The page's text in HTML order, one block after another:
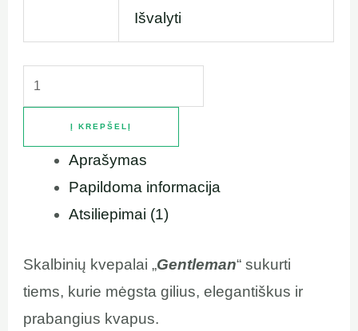
Išvalyti
Į KREPŠELĮ
Aprašymas
Papildoma informacija
Atsiliepimai (1)
Skalbinių kvepalai „Gentleman“ sukurti
tiems, kurie mėgsta gilius, elegantiškus ir
prabangius kvapus.